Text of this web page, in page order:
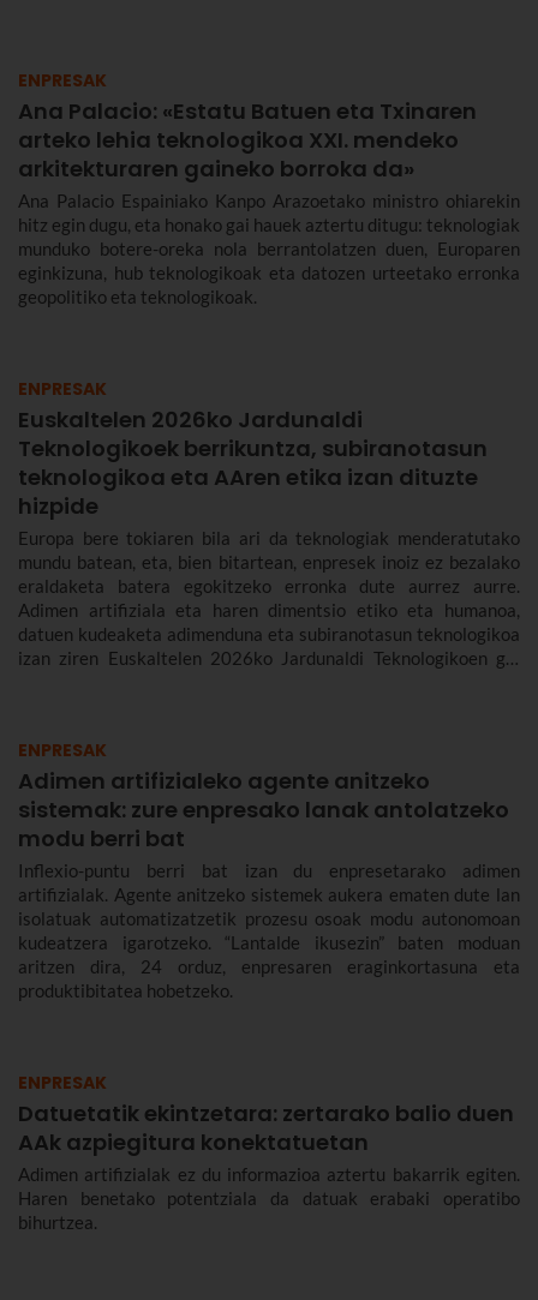
ENPRESAK
Ana Palacio: «Estatu Batuen eta Txinaren
arteko lehia teknologikoa XXI. mendeko
arkitekturaren gaineko borroka da»
Ana Palacio Espainiako Kanpo Arazoetako ministro ohiarekin
hitz egin dugu, eta honako gai hauek aztertu ditugu: teknologiak
munduko botere-oreka nola berrantolatzen duen, Europaren
eginkizuna, hub teknologikoak eta datozen urteetako erronka
geopolitiko eta teknologikoak.
ENPRESAK
Euskaltelen 2026ko Jardunaldi
Teknologikoek berrikuntza, subiranotasun
teknologikoa eta AAren etika izan dituzte
hizpide
Europa bere tokiaren bila ari da teknologiak menderatutako
mundu batean, eta, bien bitartean, enpresek inoiz ez bezalako
eraldaketa batera egokitzeko erronka dute aurrez aurre.
Adimen artifiziala eta haren dimentsio etiko eta humanoa,
datuen kudeaketa adimenduna eta subiranotasun teknologikoa
izan ziren Euskaltelen 2026ko Jardunaldi Teknologikoen gai
ENPRESAK
Adimen artifizialeko agente anitzeko
sistemak: zure enpresako lanak antolatzeko
modu berri bat
Inflexio-puntu berri bat izan du enpresetarako adimen
artifizialak. Agente anitzeko sistemek aukera ematen dute lan
isolatuak automatizatzetik prozesu osoak modu autonomoan
kudeatzera igarotzeko. “Lantalde ikusezin” baten moduan
aritzen dira, 24 orduz, enpresaren eraginkortasuna eta
produktibitatea hobetzeko.
ENPRESAK
Datuetatik ekintzetara: zertarako balio duen
AAk azpiegitura konektatuetan
Adimen artifizialak ez du informazioa aztertu bakarrik egiten.
Haren benetako potentziala da datuak erabaki operatibo
bihurtzea.